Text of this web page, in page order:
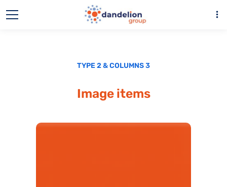
more_vert
TYPE 2 & COLUMNS 3
Image items